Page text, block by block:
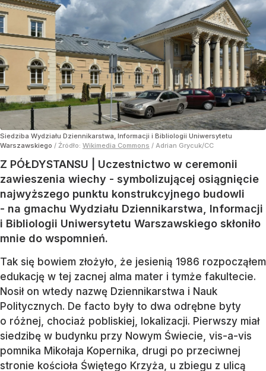
Siedziba Wydziału Dziennikarstwa, Informacji i Bibliologii Uniwersytetu
Warszawskiego / Źródło: Wikimedia Commons / Adrian Grycuk/CC
Z PÓŁDYSTANSU | Uczestnictwo w ceremonii
zawieszenia wiechy - symbolizującej osiągnięcie
najwyższego punktu konstrukcyjnego budowli
- na gmachu Wydziału Dziennikarstwa, Informacji
i Bibliologii Uniwersytetu Warszawskiego skłoniło
mnie do wspomnień.
Tak się bowiem złożyło, że jesienią 1986 rozpocząłem
edukację w tej zacnej alma mater i tymże fakultecie.
Nosił on wtedy nazwę Dziennikarstwa i Nauk
Politycznych. De facto były to dwa odrębne byty
o różnej, chociaż pobliskiej, lokalizacji. Pierwszy miał
siedzibę w budynku przy Nowym Świecie, vis-a-vis
pomnika Mikołaja Kopernika, drugi po przeciwnej
stronie kościoła Świętego Krzyża, u zbiegu z ulicą